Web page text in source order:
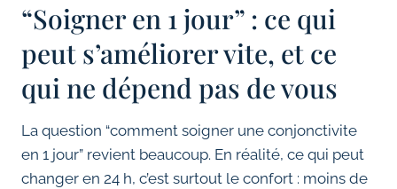
“Soigner en 1 jour” : ce qui
peut s’améliorer vite, et ce
qui ne dépend pas de vous
La question “comment soigner une conjonctivite
en 1 jour” revient beaucoup. En réalité, ce qui peut
changer en 24 h, c’est surtout le confort : moins de